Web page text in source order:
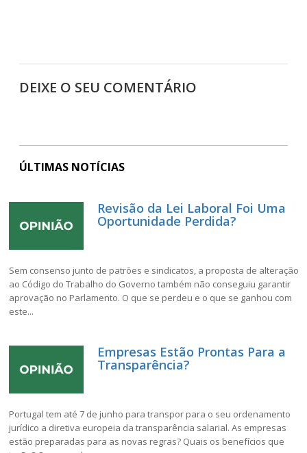
DEIXE O SEU COMENTÁRIO
ÚLTIMAS NOTÍCIAS
Revisão da Lei Laboral Foi Uma
Oportunidade Perdida?
Sem consenso junto de patrões e sindicatos, a proposta de alteração
ao Código do Trabalho do Governo também não conseguiu garantir
aprovação no Parlamento. O que se perdeu e o que se ganhou com
este...
Empresas Estão Prontas Para a
Transparência?
Portugal tem até 7 de junho para transpor para o seu ordenamento
jurídico a diretiva europeia da transparência salarial. As empresas
estão preparadas para as novas regras? Quais os benefícios que